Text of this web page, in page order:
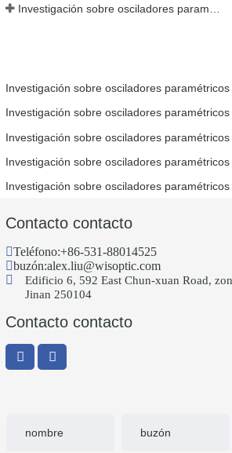
Contacto contacto
Teléfono:+86-531-88014525
buzón:alex.liu@wisoptic.com
Edificio 6, 592 East Chun-xuan Road,
Jinan 250104
Contacto contacto